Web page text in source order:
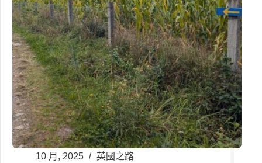
10 月, 2025 英國之路